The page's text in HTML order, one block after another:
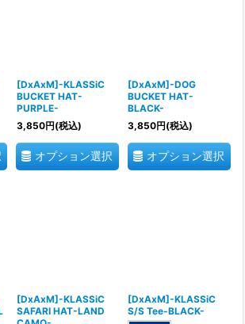
[DxAxM]-KLASSiC
BUCKET HAT-
PURPLE-
3,850円(税込)
オプション選択
[DxAxM]-DOG
BUCKET HAT-
BLACK-
3,850円(税込)
オプション選択
[DxAxM]-KLASSiC
SAFARI HAT-LAND
[DxAxM]-KLASSiC
S/S Tee-BLACK-